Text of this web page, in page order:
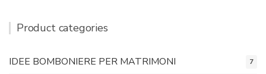
Product categories
IDEE BOMBONIERE PER MATRIMONI 7